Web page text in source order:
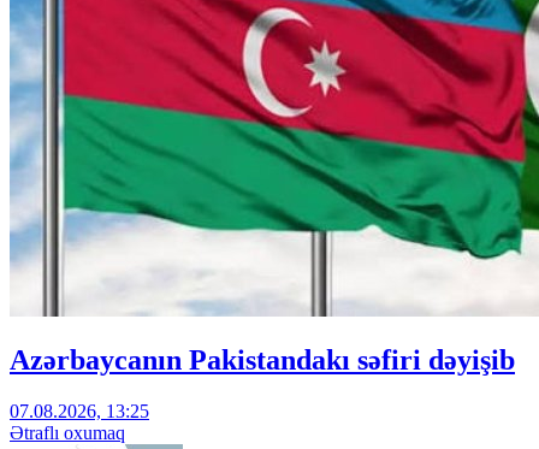
Azərbaycanın Pakistandakı səfiri dəyişib
07.08.2026, 13:25
Ətraflı oxumaq